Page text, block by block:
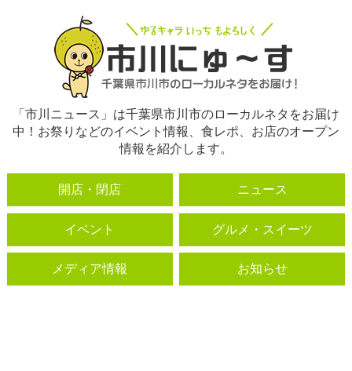
「市川ニュース」は千葉県市川市のローカルネタをお届け
中！お祭りなどのイベント情報、食レポ、お店のオープン
情報を紹介します。
開店・閉店 ニュース
イベント グルメ・スイーツ
メディア情報 お知らせ